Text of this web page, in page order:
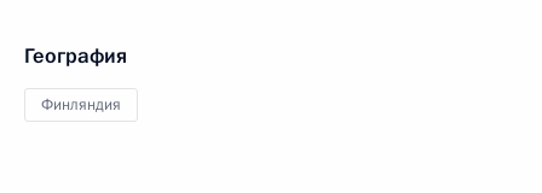
География
Финляндия